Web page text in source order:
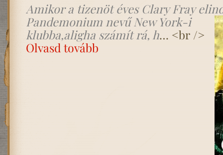
Amikor a tizenöt éves Clary Fray
Pandemonium nevű New York-i
klubba,aligha számít rá, h… <br />
Olvasd tovább